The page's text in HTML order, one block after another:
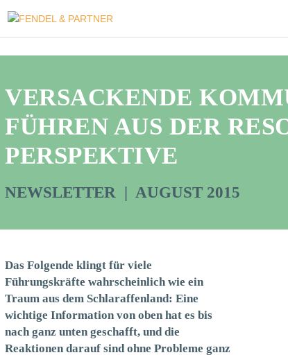
VERSACKENDE
FÜHREN AUS DER
PERSPEKTIVE
NEWSLETTER | AUGUST 2015
Das Folgende klingt für viele
Führungskräfte wahrscheinlich wie ein
Traum aus dem Schlaraffenland: Eine
wichtige Information von oben hat es bis
nach ganz unten geschafft, und die
Reaktionen darauf sind ohne Probleme ganz